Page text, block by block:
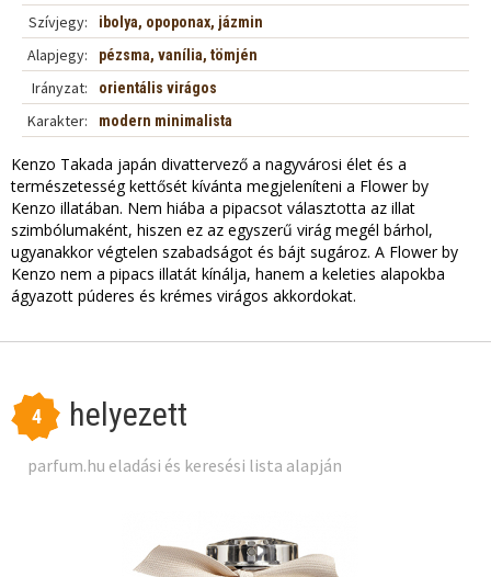
Szívjegy: ibolya, opoponax, jázmin
Alapjegy: pézsma, vanília, tömjén
Irányzat: orientális virágos
Karakter: modern minimalista
Kenzo Takada japán divattervező a nagyvárosi élet és a
természetesség kettősét kívánta megjeleníteni a Flower by
Kenzo illatában. Nem hiába a pipacsot választotta az illat
szimbólumaként, hiszen ez az egyszerű virág megél bárhol,
ugyanakkor végtelen szabadságot és bájt sugároz. A Flower by
Kenzo nem a pipacs illatát kínálja, hanem a keleties alapokba
ágyazott púderes és krémes virágos akkordokat.
4 helyezett
parfum.hu eladási és keresési lista alapján